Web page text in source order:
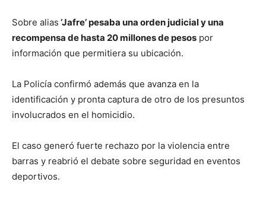
Sobre alias ‘Jafre’ pesaba una orden judicial y una
recompensa de hasta 20 millones de pesos por
información que permitiera su ubicación.
La Policía confirmó además que avanza en la
identificación y pronta captura de otro de los presuntos
involucrados en el homicidio.
El caso generó fuerte rechazo por la violencia entre
barras y reabrió el debate sobre seguridad en eventos
deportivos.